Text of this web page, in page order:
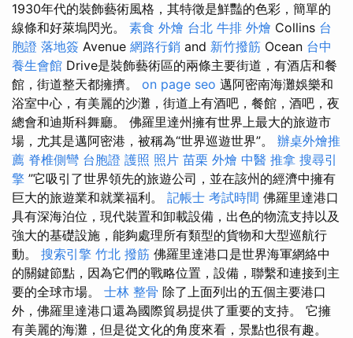
1930年代的裝飾藝術風格，其特徵是鮮豔的色彩，簡單的
線條和好萊塢閃光。 素食 外燴 台北 牛排 外燴 Collins 台
胞證 落地簽 Avenue 網路行銷 and 新竹撥筋 Ocean 台中
養生會館 Drive是裝飾藝術區的兩條主要街道，有酒店和餐
館，街道整天都擁擠。 on page seo 邁阿密南海灘娛樂和
浴室中心，有美麗的沙灘，街道上有酒吧，餐館，酒吧，夜
總會和迪斯科舞廳。 佛羅里達州擁有世界上最大的旅遊市
場，尤其是邁阿密港，被稱為“世界巡遊世界”。 辦桌外燴推
薦 脊椎側彎 台胞證 護照 照片 苗栗 外燴 中醫 推拿 搜尋引
擎 ”它吸引了世界領先的旅遊公司，並在該州的經濟中擁有
巨大的旅遊業和就業福利。 記帳士 考試時間 佛羅里達港口
具有深海泊位，現代裝置和卸載設備，出色的物流支持以及
強大的基礎設施，能夠處理所有類型的貨物和大型巡航行
動。 搜索引擎 竹北 撥筋 佛羅里達港口是世界海軍網絡中
的關鍵節點，因為它們的戰略位置，設備，聯繫和連接到主
要的全球市場。 士林 整骨 除了上面列出的五個主要港口
外，佛羅里達港口還為國際貿易提供了重要的支持。 它擁
有美麗的海灘，但是從文化的角度來看，景點也很有趣。